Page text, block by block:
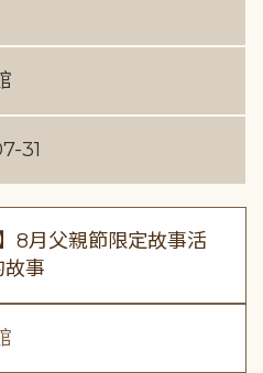
31
8月父親節限定故事活
故事